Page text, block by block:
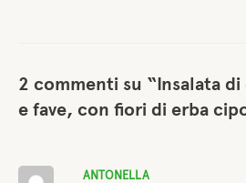
2 commenti su “Insalata
e fave, con fiori di erba
ANTONELLA